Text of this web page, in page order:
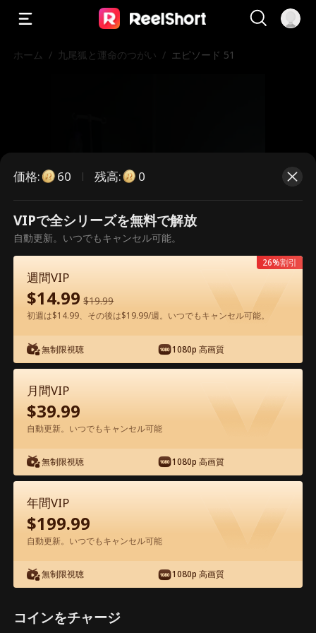
ホーム / 九尾狐と運命のつがい / エピソード 51
こちらは有料のエピソードです。視
聴いただくには解放が必要です。
60今すぐ解放
アプリ内で無料視聴可能
エピソード51 - 九尾狐と運命のつがい
映画フル
51 52 53 54 55
価格: 60 残高: 0
VIPで全シリーズを無料で解放
自動更新。いつでもキャンセル可能。
週間VIP
$14.99 $19.99
初週は$14.99、その後は$19.99/週。いつでもキャンセル可能。
無制限視聴 1080p 高画質
26%割引
月間VIP
$39.99
自動更新。いつでもキャンセル可能
無制限視聴 1080p 高画質
年間VIP
$199.99
自動更新。いつでもキャンセル可能
無制限視聴 1080p 高画質
コインをチャージ